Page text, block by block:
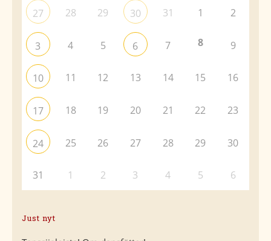
27 28 29 30 31 1 2
3 4 5 6 7 8 9
10 11 12 13 14 15 16
17 18 19 20 21 22 23
24 25 26 27 28 29 30
31 1 2 3 4 5 6
Just nyt